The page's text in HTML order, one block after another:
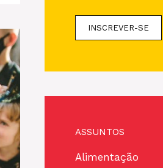
ASSUNTOS
Alimentação